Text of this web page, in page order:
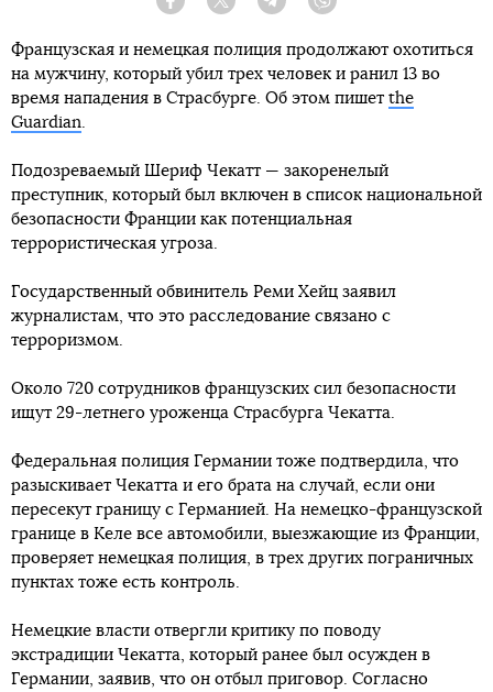
Facebook Twitter Telegram
Французская и немецкая полиция продолжают охотиться
на мужчину, который убил трех человек и ранил 13 во
время нападения в Страсбурге. Об этом пишет the
Guardian.
Подозреваемый Шериф Чекатт — закоренелый
преступник, который был включен в список национальной
безопасности Франции как потенциальная
террористическая угроза.
Государственный обвинитель Реми Хейц заявил
журналистам, что это расследование связано с
терроризмом.
Около 720 сотрудников французских сил безопасности
ищут 29-летнего уроженца Страсбурга Чекатта.
Федеральная полиция Германии тоже подтвердила, что
разыскивает Чекатта и его брата на случай, если они
пересекут границу с Германией. На немецко-французской
границе в Келе все автомобили, выезжающие из Франции,
проверяет немецкая полиция, в трех других пограничных
пунктах тоже есть контроль.
Немецкие власти отвергли критику по поводу
экстрадиции Чекатта, который ранее был осужден в
Германии, заявив, что он отбыл приговор. Согласно